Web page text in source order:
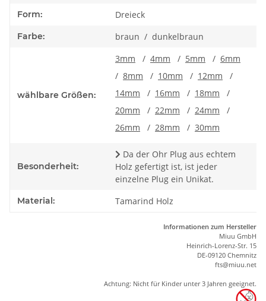
Form: Dreieck
Farbe: braun / dunkelbraun
wählbare Größen:
3mm / 4mm / 5mm / 6mm
/ 8mm / 10mm / 12mm
/
14mm
/ 16mm / 18mm
/
20mm
/ 22mm / 24mm
/
26mm
/ 28mm / 30mm
Besonderheit:
Da der Ohr Plug aus echtem
Holz gefertigt ist, ist jeder
einzelne Plug ein Unikat.
Material: Tamarind Holz
Informationen zum Hersteller
Miuu GmbH
Heinrich-Lorenz-Str. 15
DE-09120 Chemnitz
fts@miuu.net
Achtung: Nicht für Kinder unter 3 Jahren geeignet.